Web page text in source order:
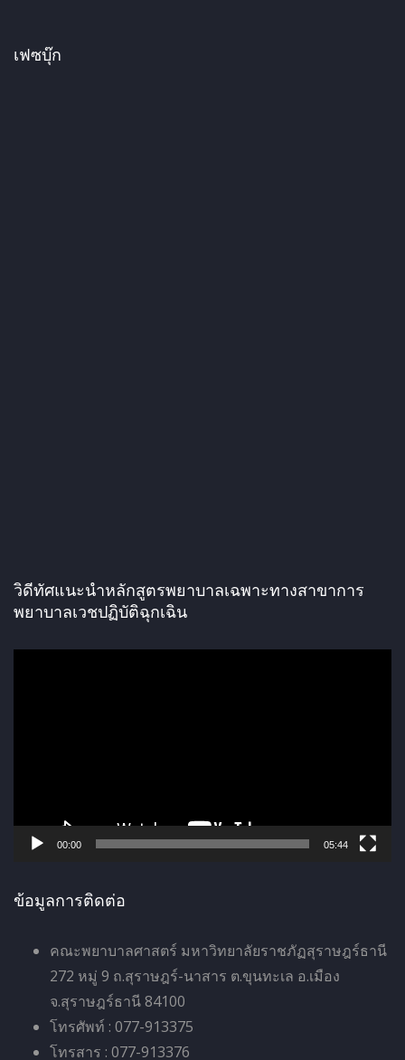
เฟซบุ๊ก
วิดีทัศแนะนำหลักสูตรพยาบาลเฉพาะทางสาขาการ
พยาบาลเวชปฏิบัติฉุกเฉิน
ดี
00:00 05:44
ข้อมูลการติดต่อ
คณะพยาบาลศาสตร์ มหาวิทยาลัยราชภัฏสุราษฎร์ธานี
272 หมู่ 9 ถ.สุราษฎร์-นาสาร ต.ขุนทะเล อ.เมือง
จ.สุราษฎร์ธานี 84100
โทรศัพท์ : 077-913375
โทรสาร : 077-913376